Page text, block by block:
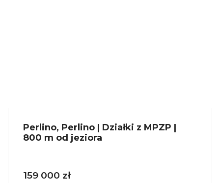
Perlino, Perlino | Działki z MPZP |
800 m od jeziora
159 000 zł